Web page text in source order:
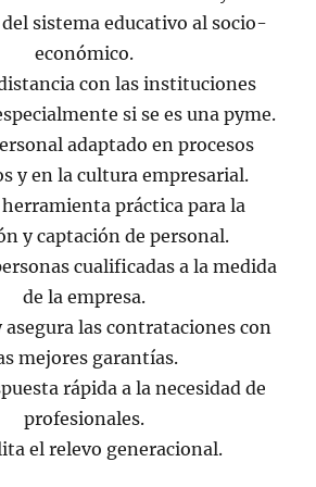
sistema educativo al socio-
económico.
con las instituciones
si se es una pyme.
adaptado en procesos
y en la cultura empresarial.
herramienta práctica para la
y captación de personal.
cualificadas a la medida
de la empresa.
las contrataciones con
mejores garantías.
rápida a la necesidad de
profesionales.
el relevo generacional.